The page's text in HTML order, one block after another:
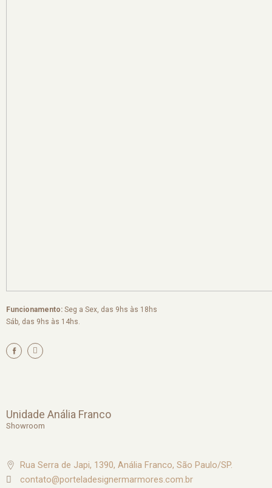
Funcionamento: Seg a Sex, das 9hs às 18hs
Sáb, das 9hs às 14hs.
I
n
s
m
Unidade Anália Franco
Showroom
Rua Serra de Japi, 1390, Anália Franco, São Paulo/SP.
contato@porteladesignermarmores.com.br